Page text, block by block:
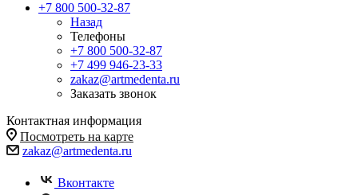
+7 800 500-32-87
Назад
Телефоны
+7 800 500-32-87
+7 499 946-23-33
zakaz@artmedenta.ru
Заказать звонок
Контактная информация
Посмотреть на карте
zakaz@artmedenta.ru
Вконтакте